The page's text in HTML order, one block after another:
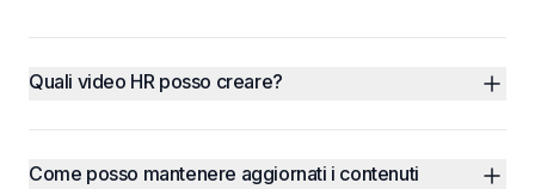
Quali video HR posso creare?
Come posso mantenere aggiornati i contenuti